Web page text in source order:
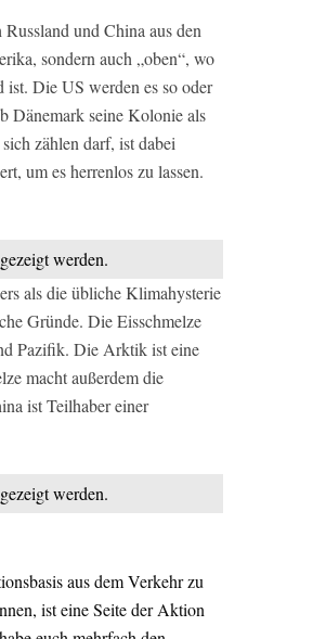
und China aus den
sondern auch „oben“, wo
Die US werden es so oder
Dänemark seine Kolonie als
zählen darf, ist dabei
um es herrenlos zu lassen.
werden.
als die übliche Klimahysterie
Gründe. Die Eisschmelze
Pazifik. Die Arktik ist eine
macht außerdem die
ist Teilhaber einer
werden.
aus dem Verkehr zu
ist eine Seite der Aktion